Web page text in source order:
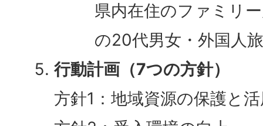
県内在住のファミリ
の20代男女・外国人
行動計画（7つの方針）
方針1：地域資源の保護と